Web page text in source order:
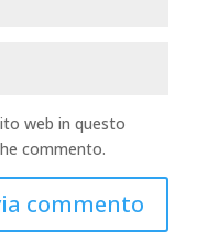
web in questo
commento.